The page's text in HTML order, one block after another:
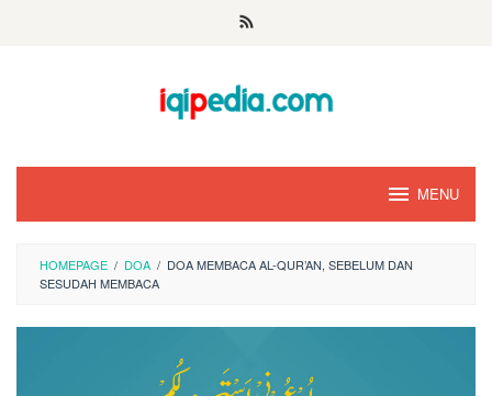
MENU
HOMEPAGE / DOA / DOA MEMBACA AL-QUR’AN, SEBELUM DAN
SESUDAH MEMBACA